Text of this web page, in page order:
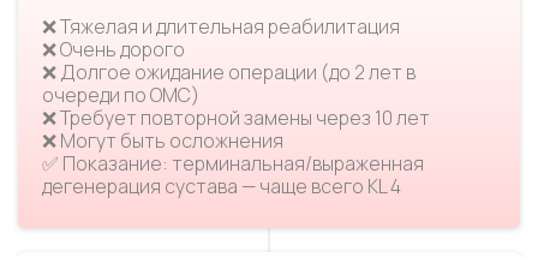
❌ Тяжелая и длительная реабилитация
❌ Очень дорого
❌ Долгое ожидание операции (до 2 лет в
очереди по ОМС)
❌ Требует повторной замены через 10 лет
❌ Могут быть осложнения
✅ Показание: терминальная/выраженная
дегенерация сустава — чаще всего KL 4